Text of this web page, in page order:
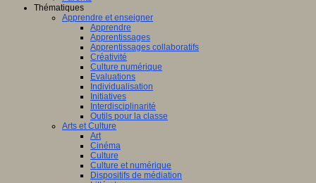
Thématiques
Apprendre et enseigner
Apprendre
Apprentissages
Apprentissages collaboratifs
Créativité
Culture numérique
Evaluations
Individualisation
Initiatives
Interdisciplinarité
Outils pour la classe
Arts et Culture
Art
Cinéma
Culture
Culture et numérique
Dispositifs de médiation